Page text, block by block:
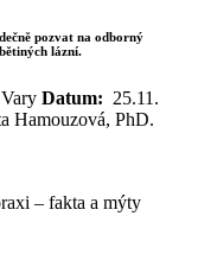
pozvat na odborný
lázní.
Datum: 25.11.
Hamouzová, PhD.
– fakta a mýty